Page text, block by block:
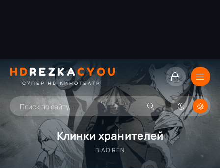
HDREZKACYOU
СУПЕР HD КИНОТЕАТР
Клинки хранителей
BIAO REN